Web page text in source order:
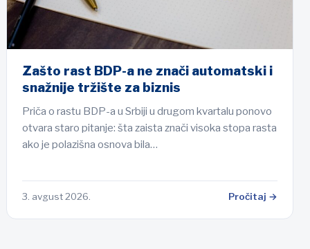
Zašto rast BDP-a ne znači automatski i
snažnije tržište za biznis
Priča o rastu BDP-a u Srbiji u drugom kvartalu ponovo
otvara staro pitanje: šta zaista znači visoka stopa rasta
ako je polazišna osnova bila…
3. avgust 2026. Pročitaj →